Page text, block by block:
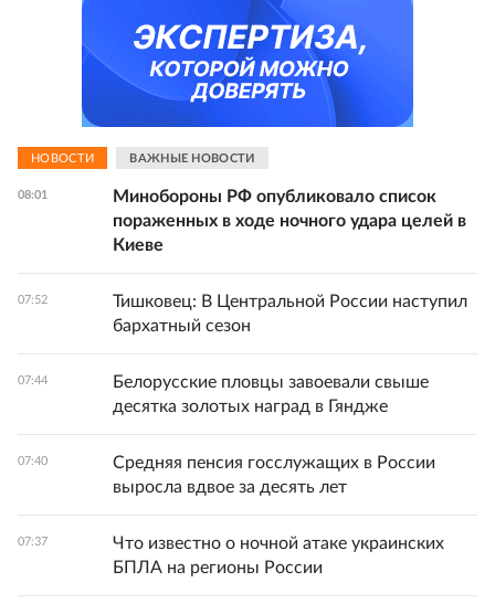
НОВОСТИ ВАЖНЫЕ НОВОСТИ
08:01
Минобороны РФ опубликовало список
пораженных в ходе ночного удара целей в
Киеве
07:52
Тишковец: В Центральной России наступил
бархатный сезон
07:44
Белорусские пловцы завоевали свыше
десятка золотых наград в Гяндже
07:40
Средняя пенсия госслужащих в России
выросла вдвое за десять лет
07:37
Что известно о ночной атаке украинских
БПЛА на регионы России